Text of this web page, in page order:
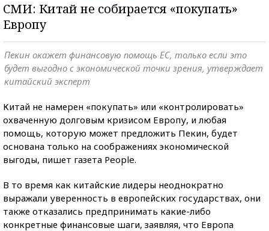
СМИ: Китай не собирается «покупать»
Европу
Пекин окажет финансовую помощь ЕС, только если это
будет выгодно с экономической точки зрения, утверждает
китайский эксперт
Китай не намерен «покупать» или «контролировать»
охваченную долговым кризисом Европу, и любая
помощь, которую может предложить Пекин, будет
основана только на соображениях экономической
выгоды, пишет газета People.
В то время как китайские лидеры неоднократно
выражали уверенность в европейских государствах, они
также отказались предпринимать какие-либо
конкретные финансовые шаги, заявляя, что Европа